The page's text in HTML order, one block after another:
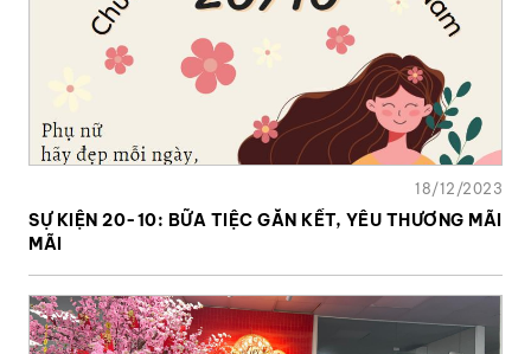
18/12/2023
SỰ KIỆN 20-10: BỮA TIỆC GẮN KẾT, YÊU THƯƠNG MÃI
MÃI